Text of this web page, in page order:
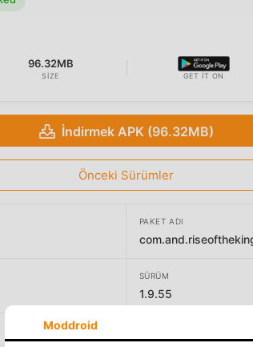
96.32MB
SIZE GET IT ON
İndirmek APK (96.32MB)
Önceki Sürümler
PAKET ADI
SÜRÜM
1.9.55
Moddroid